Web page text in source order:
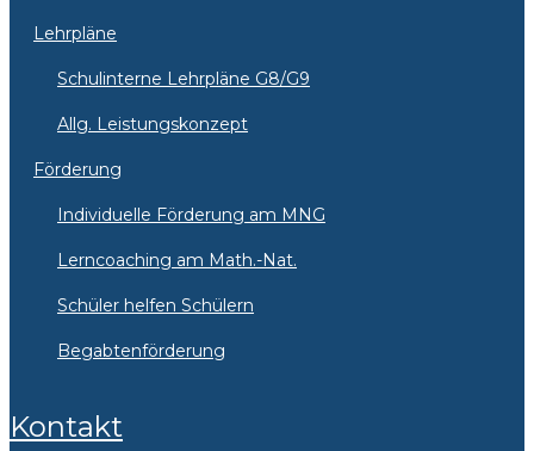
Lehrpläne
Schulinterne Lehrpläne G8/G9
Allg. Leistungskonzept
Förderung
Individuelle Förderung am MNG
Lerncoaching am Math.-Nat.
Schüler helfen Schülern
Begabtenförderung
Kontakt